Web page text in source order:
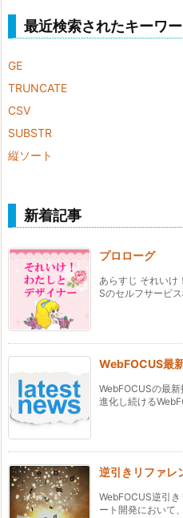
最近検索されたキーワ
GE
TRUNCATE
CSV
SUBSTR
縦ソート
新着記事
プロローグ
あらすじ それいけ
Sのセルフサービ
WebFOCUS最
WebFOCUSの最
進化し続ける
逆引きリファレ
WebFOCUS逆引
ート開発において